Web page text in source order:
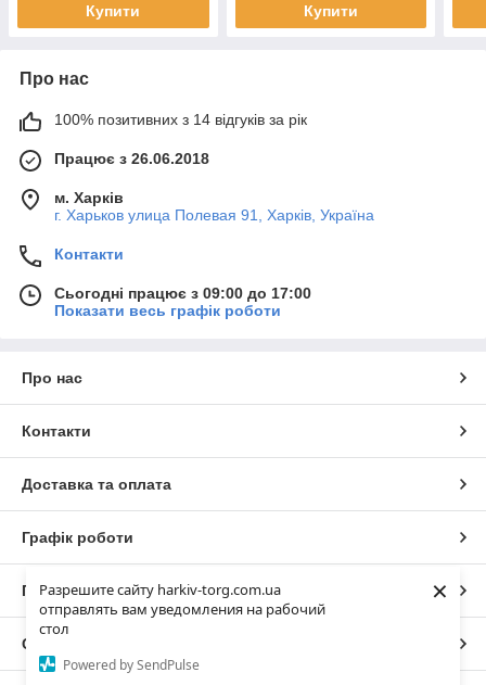
Разрешите сайту harkiv-torg.com.ua
отправлять вам уведомления на рабочий
стол
Powered by SendPulse
×
Купити Купити
Про нас
100% позитивних з 14 відгуків за рік
Працює з 26.06.2018
м. Харків
г. Харьков улица Полевая 91, Харків, Україна
Контакти
Сьогодні працює з 09:00 до 17:00
Показати весь графік роботи
Про нас
Контакти
Доставка та оплата
Графік роботи
Повна версія сайту
Сайт створено на маркетплейсі